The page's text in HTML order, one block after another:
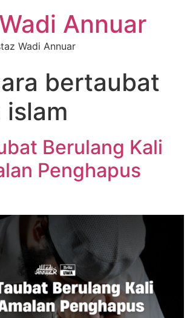
Annuar
Wadi Annuar
bertaubat
islam
Berulang Kali
Penghapus